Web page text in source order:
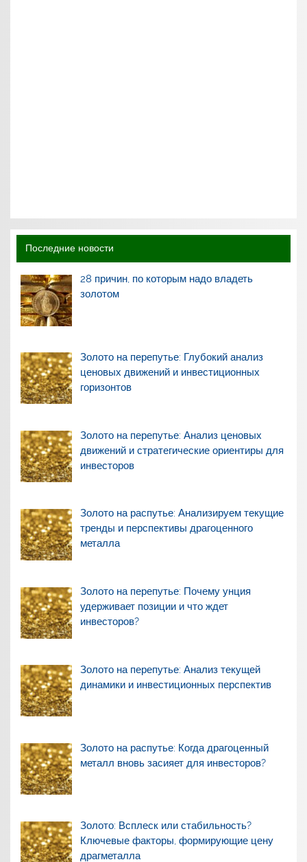
Последние новости
28 причин, по которым надо владеть
золотом
Золото на перепутье: Глубокий анализ
ценовых движений и инвестиционных
горизонтов
Золото на перепутье: Анализ ценовых
движений и стратегические ориентиры для
инвесторов
Золото на распутье: Анализируем текущие
тренды и перспективы драгоценного
металла
Золото на перепутье: Почему унция
удерживает позиции и что ждет
инвесторов?
Золото на перепутье: Анализ текущей
динамики и инвестиционных перспектив
Золото на распутье: Когда драгоценный
металл вновь засияет для инвесторов?
Золото: Всплеск или стабильность?
Ключевые факторы, формирующие цену
драгметалла